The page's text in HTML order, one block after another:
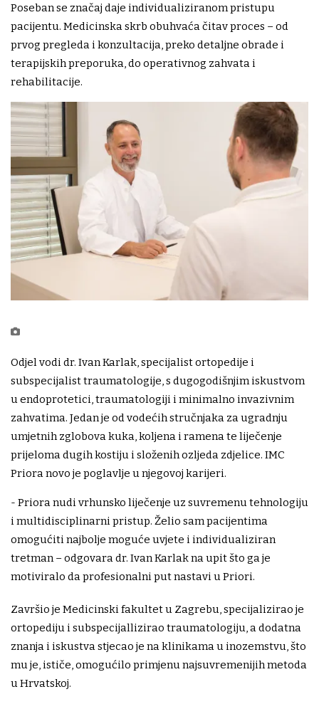
Poseban se značaj daje individualiziranom pristupu
pacijentu. Medicinska skrb obuhvaća čitav proces – od
prvog pregleda i konzultacija, preko detaljne obrade i
terapijskih preporuka, do operativnog zahvata i
rehabilitacije.
Odjel vodi dr. Ivan Karlak, specijalist ortopedije i
subspecijalist traumatologije, s dugogodišnjim iskustvom
u endoprotetici, traumatologiji i minimalno invazivnim
zahvatima. Jedan je od vodećih stručnjaka za ugradnju
umjetnih zglobova kuka, koljena i ramena te liječenje
prijeloma dugih kostiju i složenih ozljeda zdjelice. IMC
Priora novo je poglavlje u njegovoj karijeri.
- Priora nudi vrhunsko liječenje uz suvremenu tehnologiju
i multidisciplinarni pristup. Želio sam pacijentima
omogućiti najbolje moguće uvjete i individualiziran
tretman – odgovara dr. Ivan Karlak na upit što ga je
motiviralo da profesionalni put nastavi u Priori.
Završio je Medicinski fakultet u Zagrebu, specijalizirao je
ortopediju i subspecijallizirao traumatologiju, a dodatna
znanja i iskustva stjecao je na klinikama u inozemstvu, što
mu je, ističe, omogućilo primjenu najsuvremenijih metoda
u Hrvatskoj.